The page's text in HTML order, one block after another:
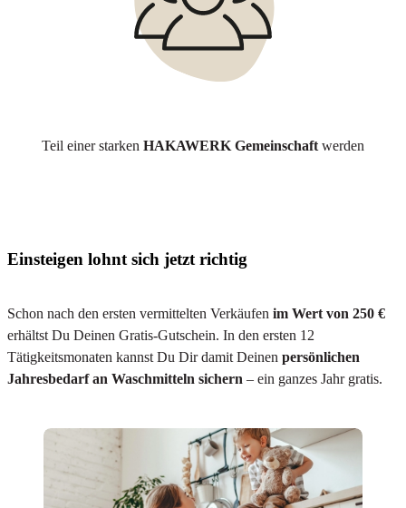
Teil einer starken HAKAWERK Gemeinschaft werden
Einsteigen lohnt sich jetzt richtig
Schon nach den ersten vermittelten Verkäufen im Wert von 250 €
erhältst Du Deinen Gratis-Gutschein. In den ersten 12
Tätigkeitsmonaten kannst Du Dir damit Deinen persönlichen
Jahresbedarf an Waschmitteln sichern – ein ganzes Jahr gratis.